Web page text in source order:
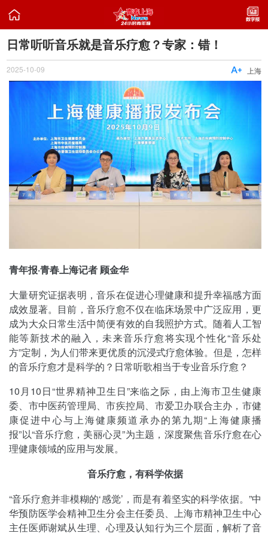

日常听听音乐就是音乐疗愈？专家：错！
2025-10-09 上海

青年报·青春上海记者 顾金华
大量研究证据表明，音乐在促进心理健康和提升幸福感方面
成效显著。目前，音乐疗愈不仅在临床场景中广泛应用，更
成为大众日常生活中简便有效的自我照护方式。随着人工智
能等新技术的融入，未来音乐疗愈将实现个性化“音乐处
方”定制，为人们带来更优质的沉浸式疗愈体验。但是，怎样
的音乐疗愈才是科学的？日常听歌相当于专业音乐疗愈？
10月10日“世界精神卫生日”来临之际，由上海市卫生健康
委、市中医药管理局、市疾控局、市爱卫办联合主办，市健
康促进中心与上海健康频道承办的第九期“上海健康播
报”以“音乐疗愈，美丽心灵”为主题，深度聚焦音乐疗愈在心
理健康领域的应用与发展。
音乐疗愈，有科学依据
“音乐疗愈并非模糊的‘感觉’，而是有着坚实的科学依据。”中
华预防医学会精神卫生分会主任委员、上海市精神卫生中心
主任医师谢斌从生理、心理及认知行为三个层面，解析了音